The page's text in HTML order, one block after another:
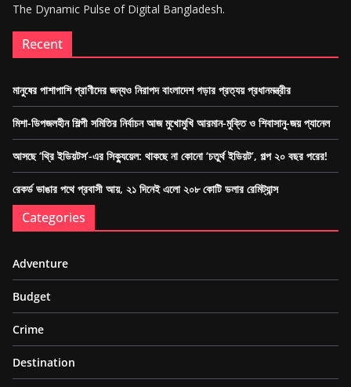
The Dynamic Pulse of Digital Bangladesh.
Recent
মানুষের পাশাপাশি প্রাণীদের জন্যও নিরাপদ বাংলাদেশ গড়ার প্রত্যয় প্রধানমন্ত্রীর
মিশা-ডিপজলহীন শিল্পী সমিতির নির্বাচন আজ মুখোমুখি আরমান-মুক্তি ও শিবাসানু-জয় প্যানেল
আসছে ‘থ্রি ইডিয়টস’-এর সিক্যুয়েল: থাকছে না কোনো ‘চতুর্থ ইডিয়ট’, গল্প ২০ বছর পরের!
রেকর্ড ভাঙার পথে প্রবাসী আয়, ২১ দিনেই এলো ২০৮ কোটি ডলার রেমিট্যান্স
Categories
Adventure
Budget
Crime
Destination